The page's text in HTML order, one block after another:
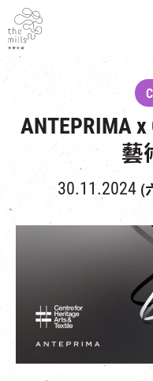
媒體中心
南豐店堂
商店
活動場地
所有活動
世界之約
導賞團
體驗走進南豐紗廠
停車場
NF TOUCH
EN|簡
ANTEPRIMA
藝
30.11.2024 (